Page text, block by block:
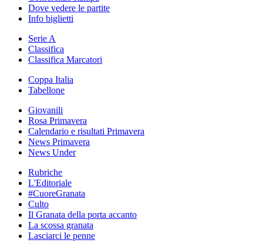
Dove vedere le partite
Info biglietti
Serie A
Classifica
Classifica Marcatori
Coppa Italia
Tabellone
Giovanili
Rosa Primavera
Calendario e risultati Primavera
News Primavera
News Under
Rubriche
L'Editoriale
#CuoreGranata
Culto
Il Granata della porta accanto
La scossa granata
Lasciarci le penne